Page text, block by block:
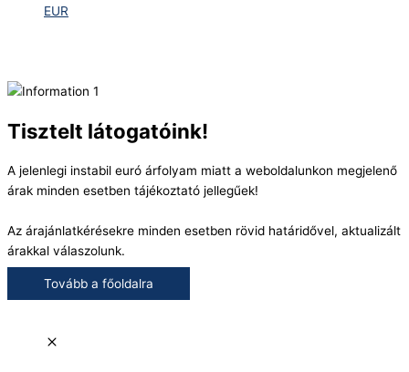
EUR
Tisztelt látogatóink!
A jelenlegi instabil euró árfolyam miatt a weboldalunkon megjelenő
árak minden esetben tájékoztató jellegűek!
Az árajánlatkérésekre minden esetben rövid határidővel, aktualizált
árakkal válaszolunk.
Tovább a főoldalra